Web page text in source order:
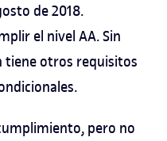
de 2018.
el nivel AA. Sin
tiene otros requisitos
pero no